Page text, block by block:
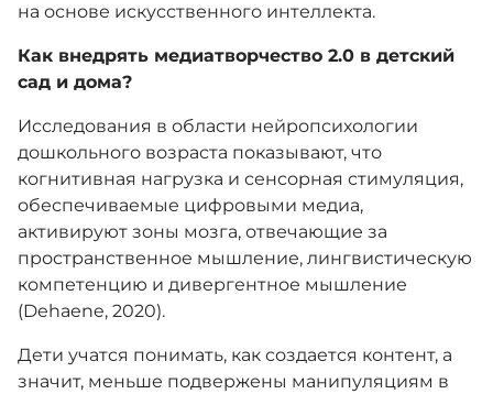
на основе искусственного интеллекта.
Как внедрять медиатворчество 2.0 в детский
сад и дома?
Исследования в области нейропсихологии
дошкольного возраста показывают, что
когнитивная нагрузка и сенсорная стимуляция,
обеспечиваемые цифровыми медиа,
активируют зоны мозга, отвечающие за
пространственное мышление, лингвистическую
компетенцию и дивергентное мышление
(Dehaene, 2020).
Дети учатся понимать, как создается контент, а
значит, меньше подвержены манипуляциям в